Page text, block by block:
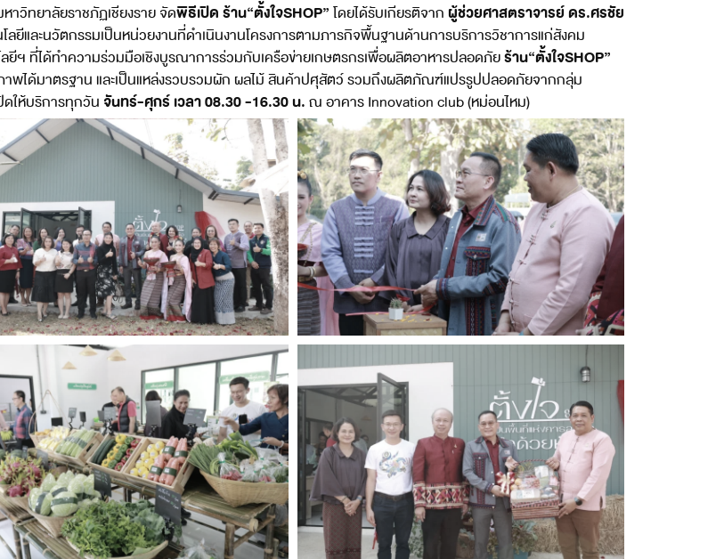
วิทยาลัยราชภัฏเชียงราย จัดพิธีเปิด ร้าน“ตั้งใจSHOP”โดยได้รับเกียรติจากผู้ช่วยศาสตราจารย์ ดร.ศรชัย
ยีและนวัตกรรมเป็นหน่วยงานที่ดำเนินงานโครงการตามภารกิจพื้นฐานด้านการบริการวิชาการแก่สังคม
ยีฯ ที่ได้ทำความร่วมมือเชิงบูรณาการร่วมกับเครือข่ายเกษตรกรเพื่อผลิตอาหารปลอดภัยร้าน“ตั้งใจSHOP”
ได้มาตรฐาน และเป็นแหล่งรวบรวมผัก ผลไม้ สินค้าปศุสัตว์ รวมถึงผลิตภัณฑ์แปรรูปปลอดภัยจากกลุ่ม
ดให้บริการทุกวัน จันทร์-ศุกร์ เวลา 08.30 -16.30 น.ณ อาคาร Innovation club (หม่อนไหม)